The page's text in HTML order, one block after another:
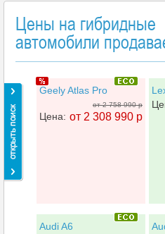
Цены на гибридные
автомобили
Geely Atlas Pro
от 2 758 990 р
от 2 308 990 р
Цена:
Audi A6